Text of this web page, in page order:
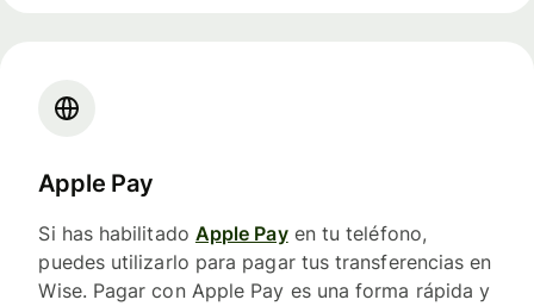
Apple Pay
Si has habilitado Apple Payen tu teléfono,
puedes utilizarlo para pagar tus transferencias en
Wise. Pagar con Apple Pay es una forma rápida y